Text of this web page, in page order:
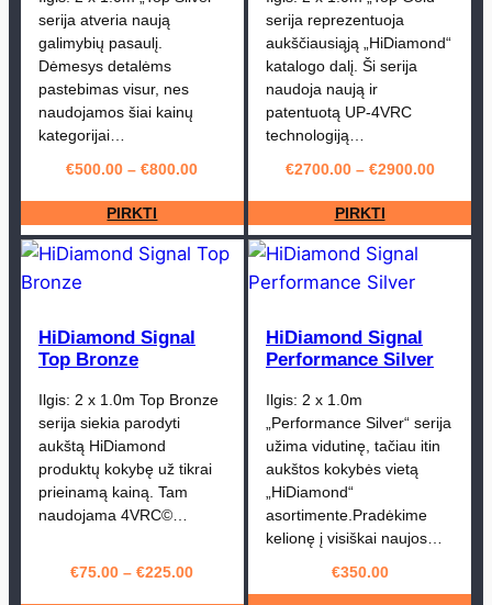
serija atveria naują
galimybių pasaulį.
Dėmesys detalėms
pastebimas visur, nes
naudojamos šiai kainų
kategorijai…
€500.00 –€800.00
PIRKTI
serija reprezentuoja
aukščiausiąją „HiDiamond“
katalogo dalį. Ši serija
naudoja naują ir
patentuotą UP-4VRC
technologiją…
€2700.00– €2900.00
PIRKTI
HiDiamond Signal
Top Bronze
Ilgis: 2 x 1.0m Top Bronze
serija siekia parodyti
aukštą HiDiamond
produktų kokybę už tikrai
prieinamą kainą. Tam
naudojama 4VRC©…
€75.00 –€225.00
HiDiamond Signal
Performance Silver
Ilgis: 2 x 1.0m
„Performance Silver“ serija
užima vidutinę, tačiau itin
aukštos kokybės vietą
„HiDiamond“
asortimente.Pradėkime
kelionę į visiškai naujos…
€350.00